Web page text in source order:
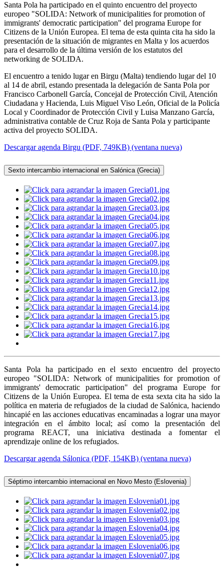
Santa Pola ha participado en el quinto encuentro del proyecto
europeo "SOLIDA: Network of municipalities for promotion of
immigrants' democratic participation" del programa Europe for
Citizens de la Unión Europea. El tema de esta quinta cita ha sido la
presentación de la situación de migrantes en Malta y los acuerdos
para el desarrollo de la última versión de los estatutos del
networking de SOLIDA.
El encuentro a tenido lugar en Birgu (Malta) tendiendo lugar del 10
al 14 de abril, estando presentada la delegación de Santa Pola por
Francisco Carbonell García, Concejal de Protección Civil, Atención
Ciudadana y Hacienda, Luis Miguel Viso León, Oficial de la Policía
Local y Coordinador de Protección Civil y Luisa Manzano García,
administrativa contable de Cruz Roja de Santa Pola y participante
activa del proyecto SOLIDA.
Descargar agenda Birgu (PDF, 749KB) (ventana nueva)
Sexto intercambio internacional en Salónica (Grecia)
Santa Pola ha participado en el sexto encuentro del proyecto
europeo "SOLIDA: Network of municipalities for promotion of
immigrants' democratic participation" del programa Europe for
Citizens de la Unión Europea. El tema de esta sexta cita ha sido la
política en materia de refugiados de la ciudad de Salónica, haciendo
hincapié en las acciones educativas encaminadas a lograr una mayor
integración en el ámbito local; así como la presentación del
programa REACT, una iniciativa destinada a fomentar el
aprendizaje online de los refugiados.
Descargar agenda Sálonica (PDF, 154KB) (ventana nueva)
Séptimo intercambio internacional en Novo Mesto (Eslovenia)